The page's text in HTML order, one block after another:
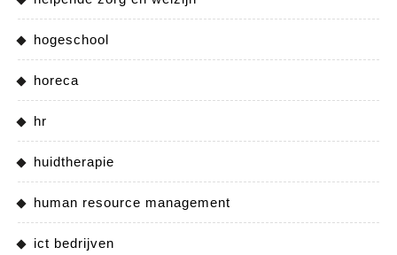
hogeschool
horeca
hr
huidtherapie
human resource management
ict bedrijven